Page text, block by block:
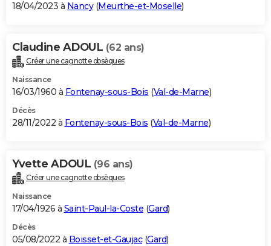
18/04/2023 à Nancy(Meurthe-et-Moselle)
Claudine ADOUL (62 ans)
Créer une cagnotte obsèques
Naissance
16/03/1960 à Fontenay-sous-Bois (Val-de-Marne)
Décès
28/11/2022 à Fontenay-sous-Bois (Val-de-Marne)
Yvette ADOUL (96 ans)
Créer une cagnotte obsèques
Naissance
17/04/1926 à Saint-Paul-la-Coste (Gard)
Décès
05/08/2022 à Boisset-et-Gaujac(Gard)